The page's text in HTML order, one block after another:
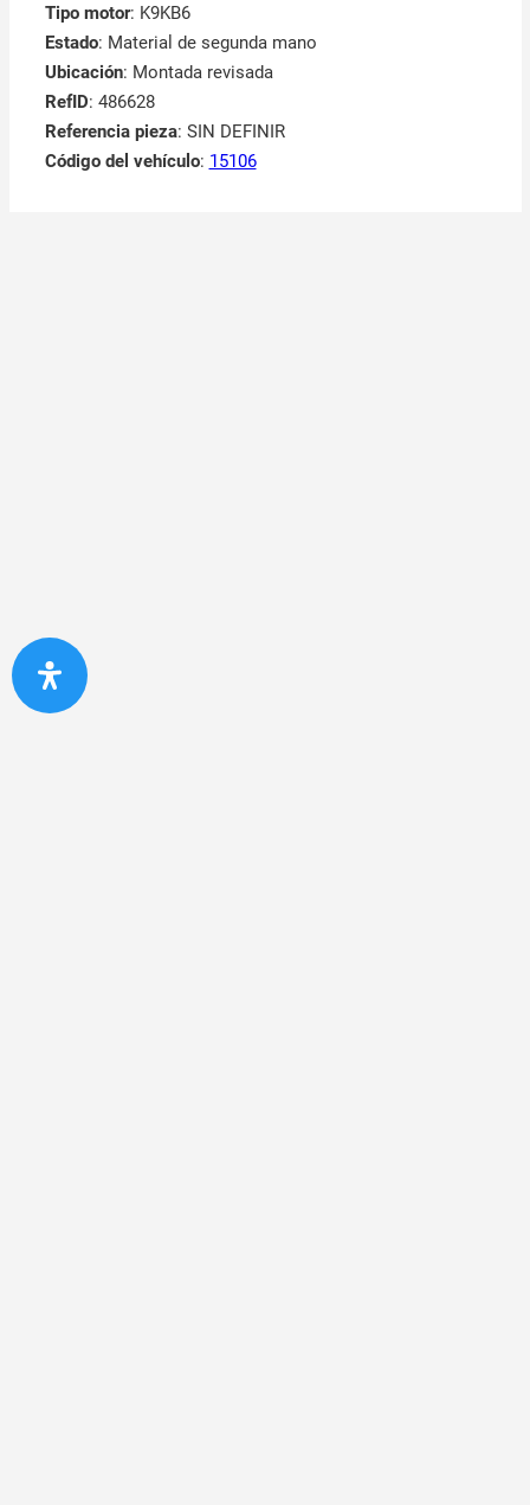
Tipo motor: K9KB6
Estado: Material de segunda mano
Ubicación: Montada revisada
RefID: 486628
Referencia pieza: SIN DEFINIR
Código del vehículo: 15106